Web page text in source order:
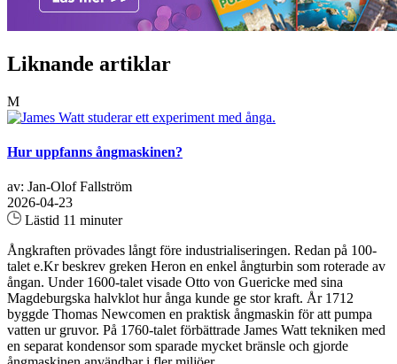
Liknande artiklar
M
Hur uppfanns ångmaskinen?
av: Jan-Olof Fallström
2026-04-23
Lästid 11 minuter
Ångkraften prövades långt före industrialiseringen. Redan på 100-
talet e.Kr beskrev greken Heron en enkel ångturbin som roterade av
ångan. Under 1600-talet visade Otto von Guericke med sina
Magdeburgska halvklot hur ånga kunde ge stor kraft. År 1712
byggde Thomas Newcomen en praktisk ångmaskin för att pumpa
vatten ur gruvor. På 1760-talet förbättrade James Watt tekniken med
en separat kondensor som sparade mycket bränsle och gjorde